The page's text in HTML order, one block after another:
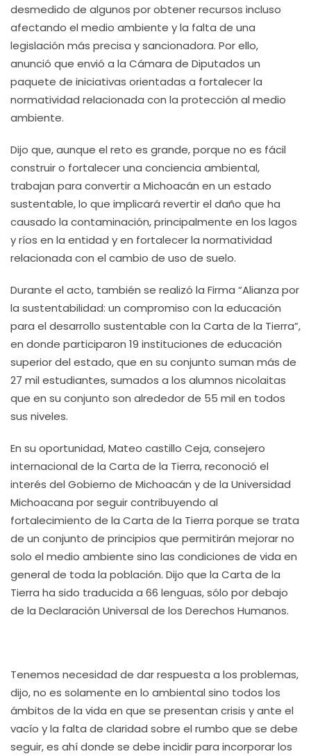
desmedido de algunos por obtener recursos incluso
afectando el medio ambiente y la falta de una
legislación más precisa y sancionadora. Por ello,
anunció que envió a la Cámara de Diputados un
paquete de iniciativas orientadas a fortalecer la
normatividad relacionada con la protección al medio
ambiente.
Dijo que, aunque el reto es grande, porque no es fácil
construir o fortalecer una conciencia ambiental,
trabajan para convertir a Michoacán en un estado
sustentable, lo que implicará revertir el daño que ha
causado la contaminación, principalmente en los lagos
y ríos en la entidad y en fortalecer la normatividad
relacionada con el cambio de uso de suelo.
Durante el acto, también se realizó la Firma “Alianza por
la sustentabilidad: un compromiso con la educación
para el desarrollo sustentable con la Carta de la Tierra”,
en donde participaron 19 instituciones de educación
superior del estado, que en su conjunto suman más de
27 mil estudiantes, sumados a los alumnos nicolaitas
que en su conjunto son alrededor de 55 mil en todos
sus niveles.
En su oportunidad, Mateo castillo Ceja, consejero
internacional de la Carta de la Tierra, reconoció el
interés del Gobierno de Michoacán y de la Universidad
Michoacana por seguir contribuyendo al
fortalecimiento de la Carta de la Tierra porque se trata
de un conjunto de principios que permitirán mejorar no
solo el medio ambiente sino las condiciones de vida en
general de toda la población. Dijo que la Carta de la
Tierra ha sido traducida a 66 lenguas, sólo por debajo
de la Declaración Universal de los Derechos Humanos.
Tenemos necesidad de dar respuesta a los problemas,
dijo, no es solamente en lo ambiental sino todos los
ámbitos de la vida en que se presentan crisis y ante el
vacío y la falta de claridad sobre el rumbo que se debe
seguir, es ahí donde se debe incidir para incorporar los